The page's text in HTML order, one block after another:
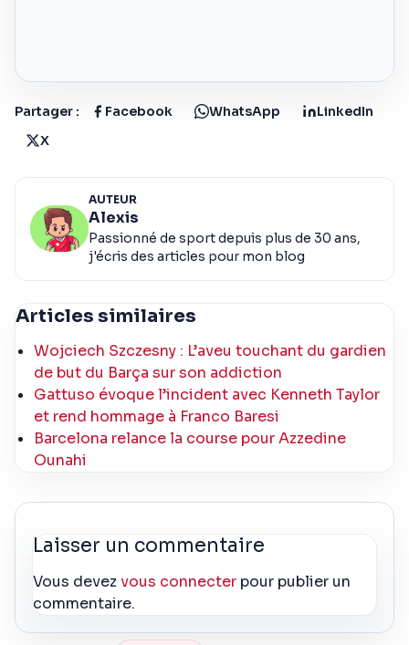
Partager : Facebook WhatsApp
LinkedIn
X
AUTEUR
Alexis
Passionné de sport depuis plus de 30 ans,
j'écris des articles pour mon blog
Articles similaires
Wojciech Szczesny : L’aveu touchant du gardien
de but du Barça sur son addiction
Gattuso évoque l’incident avec Kenneth Taylor
et rend hommage à Franco Baresi
Barcelona relance la course pour Azzedine
Ounahi
Laisser un commentaire
Vous devezvous connecter pour publier un
commentaire.